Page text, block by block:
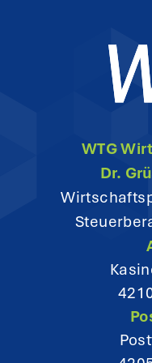
WTG
Dr.